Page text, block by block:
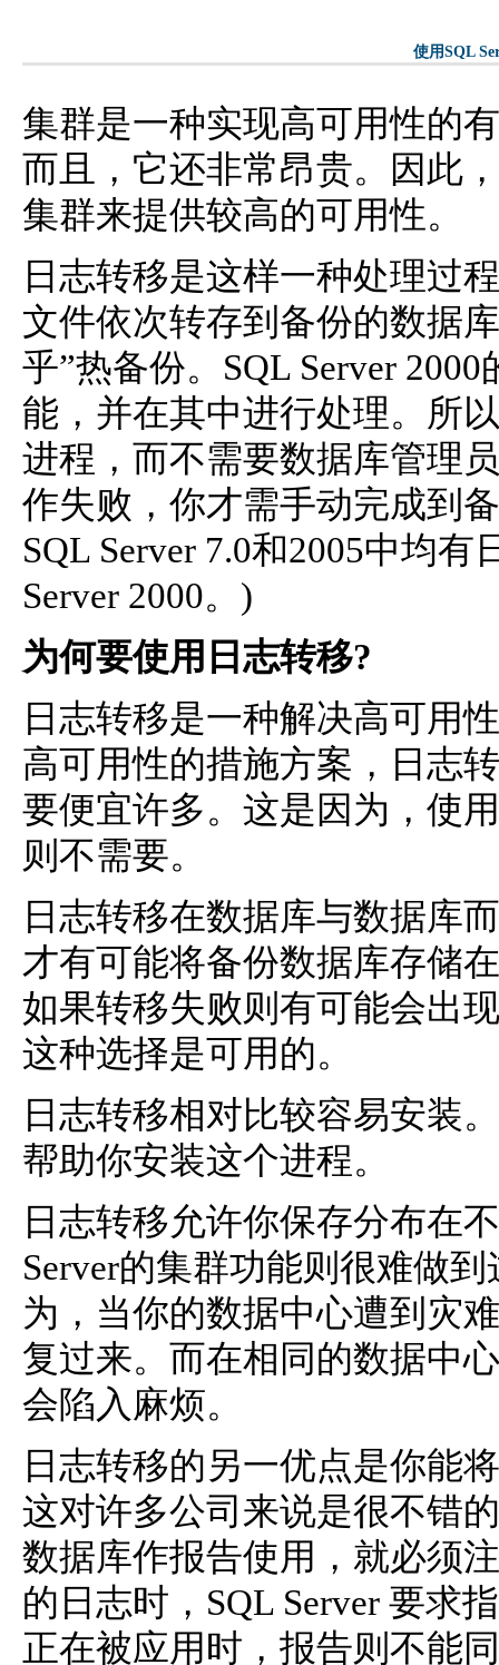
使用SQL
集群是一种实现高可用性的
而且，它还非常昂贵。因此
集群来提供较高的可用性。
日志转移是这样一种处理过
文件依次转存到备份的数据
乎”热备份。SQL Server
能，并在其中进行处理。所
进程，而不需要数据库管理
作失败，你才需手动完成到
SQL Server 7.0和2005中均
Server 2000。)
为何要使用日志转移?
日志转移是一种解决高可用
高可用性的措施方案，日志
要便宜许多。这是因为，使
则不需要。
日志转移在数据库与数据库
才有可能将备份数据库存储
如果转移失败则有可能会出
这种选择是可用的。
日志转移相对比较容易安装
帮助你安装这个进程。
日志转移允许你保存分布在
Server的集群功能则很难做
为，当你的数据中心遭到灾
复过来。而在相同的数据中
会陷入麻烦。
日志转移的另一优点是你能
这对许多公司来说是很不错
数据库作报告使用，就必须
的日志时，SQL Server 要求
正在被应用时，报告则不能